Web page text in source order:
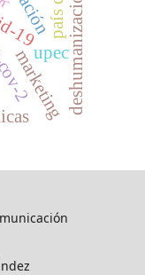
19
2
marketing
upecdeshumanización